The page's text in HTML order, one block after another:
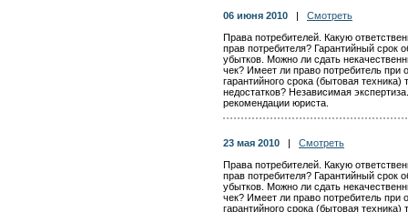
06 июня 2010
Смотреть
Права потребителей. Какую
прав потребителя? Гарантийный
убытков. Можно ли сдать
чек? Имеет ли право потребитель при
гарантийного срока (бытовая техника)
недостатков? Независимая
рекомендации юриста.
23 мая 2010
Смотреть
Права потребителей. Какую
прав потребителя? Гарантийный
убытков. Можно ли сдать
чек? Имеет ли право потребитель при
гарантийного срока (бытовая техника)